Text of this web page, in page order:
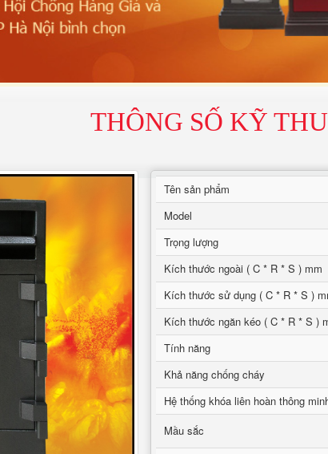
THÔNG SỐ KỸ
Tên sản phẩm
Model
Trọng lượng
Kích thước ngoài ( C * R * S ) mm
Kích thước sử dụng ( C * R * S )
Kích thước ngăn kéo ( C * R * S )
Tính năng
Khả năng chống cháy
Hệ thống khóa liên hoàn thông
Mầu sắc